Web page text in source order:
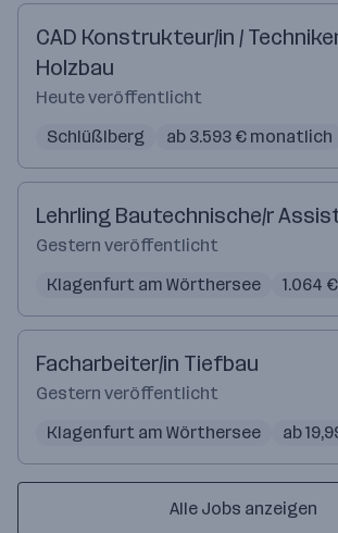
CAD Konstrukteur/in /
Holzbau
Heute veröffentlicht
Schlüßlberg
ab 3.593 € monatlich
Lehrling Bautechnische/r
Gestern veröffentlicht
Klagenfurt am Wörthersee
1.064
Facharbeiter/in Tiefbau
Gestern veröffentlicht
Klagenfurt am Wörthersee
ab
Alle Jobs anzeigen